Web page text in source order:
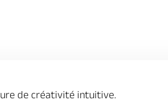
de créativité intuitive.